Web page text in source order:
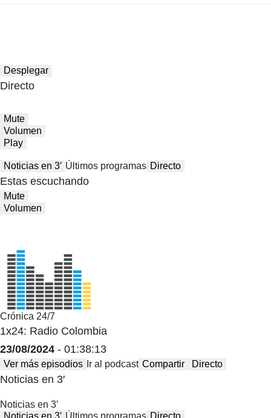
Desplegar
Directo
Mute
Volumen
Play
Noticias en 3′ Últimos programas Directo
Estas escuchando
Mute
Volumen
Crónica 24/7
1x24: Radio Colombia
23/08/2024 - 01:38:13
Ver más episodios Ir al podcast Compartir Directo
Noticias en 3′
Noticias en 3′